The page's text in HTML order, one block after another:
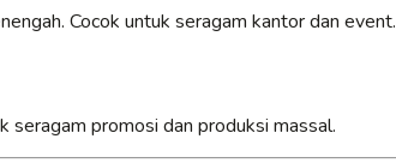
Cocok untuk seragam kantor dan event.
seragam promosi dan produksi massal.